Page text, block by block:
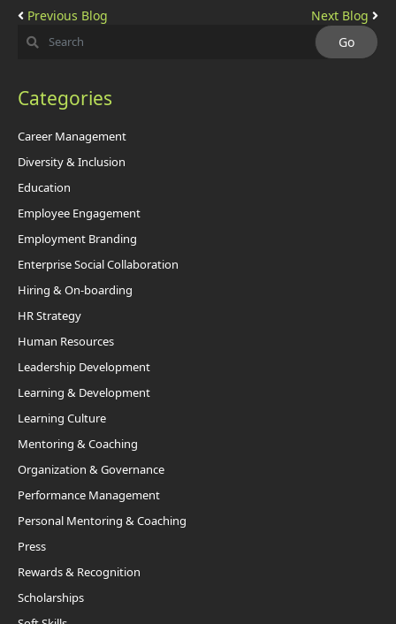
Previous Blog Next Blog
Categories
Career Management
Diversity & Inclusion
Education
Employee Engagement
Employment Branding
Enterprise Social Collaboration
Hiring & On-boarding
HR Strategy
Human Resources
Leadership Development
Learning & Development
Learning Culture
Mentoring & Coaching
Organization & Governance
Performance Management
Personal Mentoring & Coaching
Press
Rewards & Recognition
Scholarships